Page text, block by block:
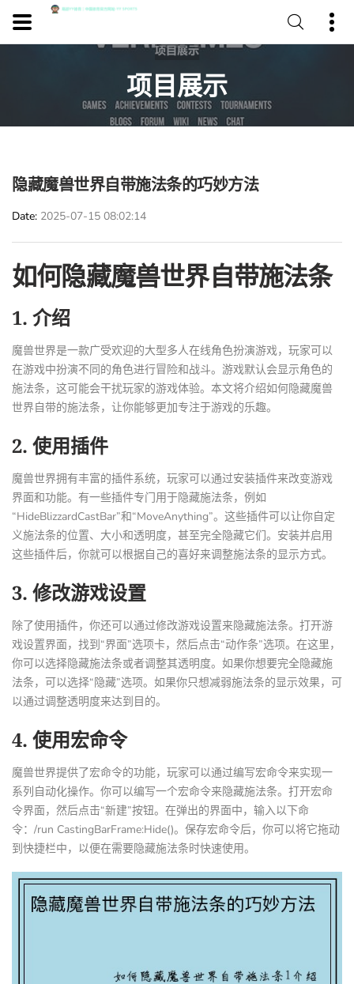
项目展示
隐藏魔兽世界自带施法条的巧妙方法
Date 2025-07-15 08:02:14
如何隐藏魔兽世界自带施法条
1. 介绍
魔兽世界是一款广受欢迎的大型多人在线角色扮演游戏，玩家可以
在游戏中扮演不同的角色进行冒险和战斗。游戏默认会显示角色的
施法条，这可能会干扰玩家的游戏体验。本文将介绍如何隐藏魔兽
世界自带的施法条，让你能够更加专注于游戏的乐趣。
2. 使用插件
魔兽世界拥有丰富的插件系统，玩家可以通过安装插件来改变游戏
界面和功能。有一些插件专门用于隐藏施法条，例如
“HideBlizzardCastBar”和“MoveAnything”。这些插件可以让你自定
义施法条的位置、大小和透明度，甚至完全隐藏它们。安装并启用
这些插件后，你就可以根据自己的喜好来调整施法条的显示方式。
3. 修改游戏设置
除了使用插件，你还可以通过修改游戏设置来隐藏施法条。打开游
戏设置界面，找到“界面”选项卡，然后点击“动作条”选项。在这里，
你可以选择隐藏施法条或者调整其透明度。如果你想要完全隐藏施
法条，可以选择“隐藏”选项。如果你只想减弱施法条的显示效果，可
以通过调整透明度来达到目的。
4. 使用宏命令
魔兽世界提供了宏命令的功能，玩家可以通过编写宏命令来实现一
系列自动化操作。你可以编写一个宏命令来隐藏施法条。打开宏命
令界面，然后点击“新建”按钮。在弹出的界面中，输入以下命
令：/run CastingBarFrame:Hide()。保存宏命令后，你可以将它拖动
到快捷栏中，以便在需要隐藏施法条时快速使用。